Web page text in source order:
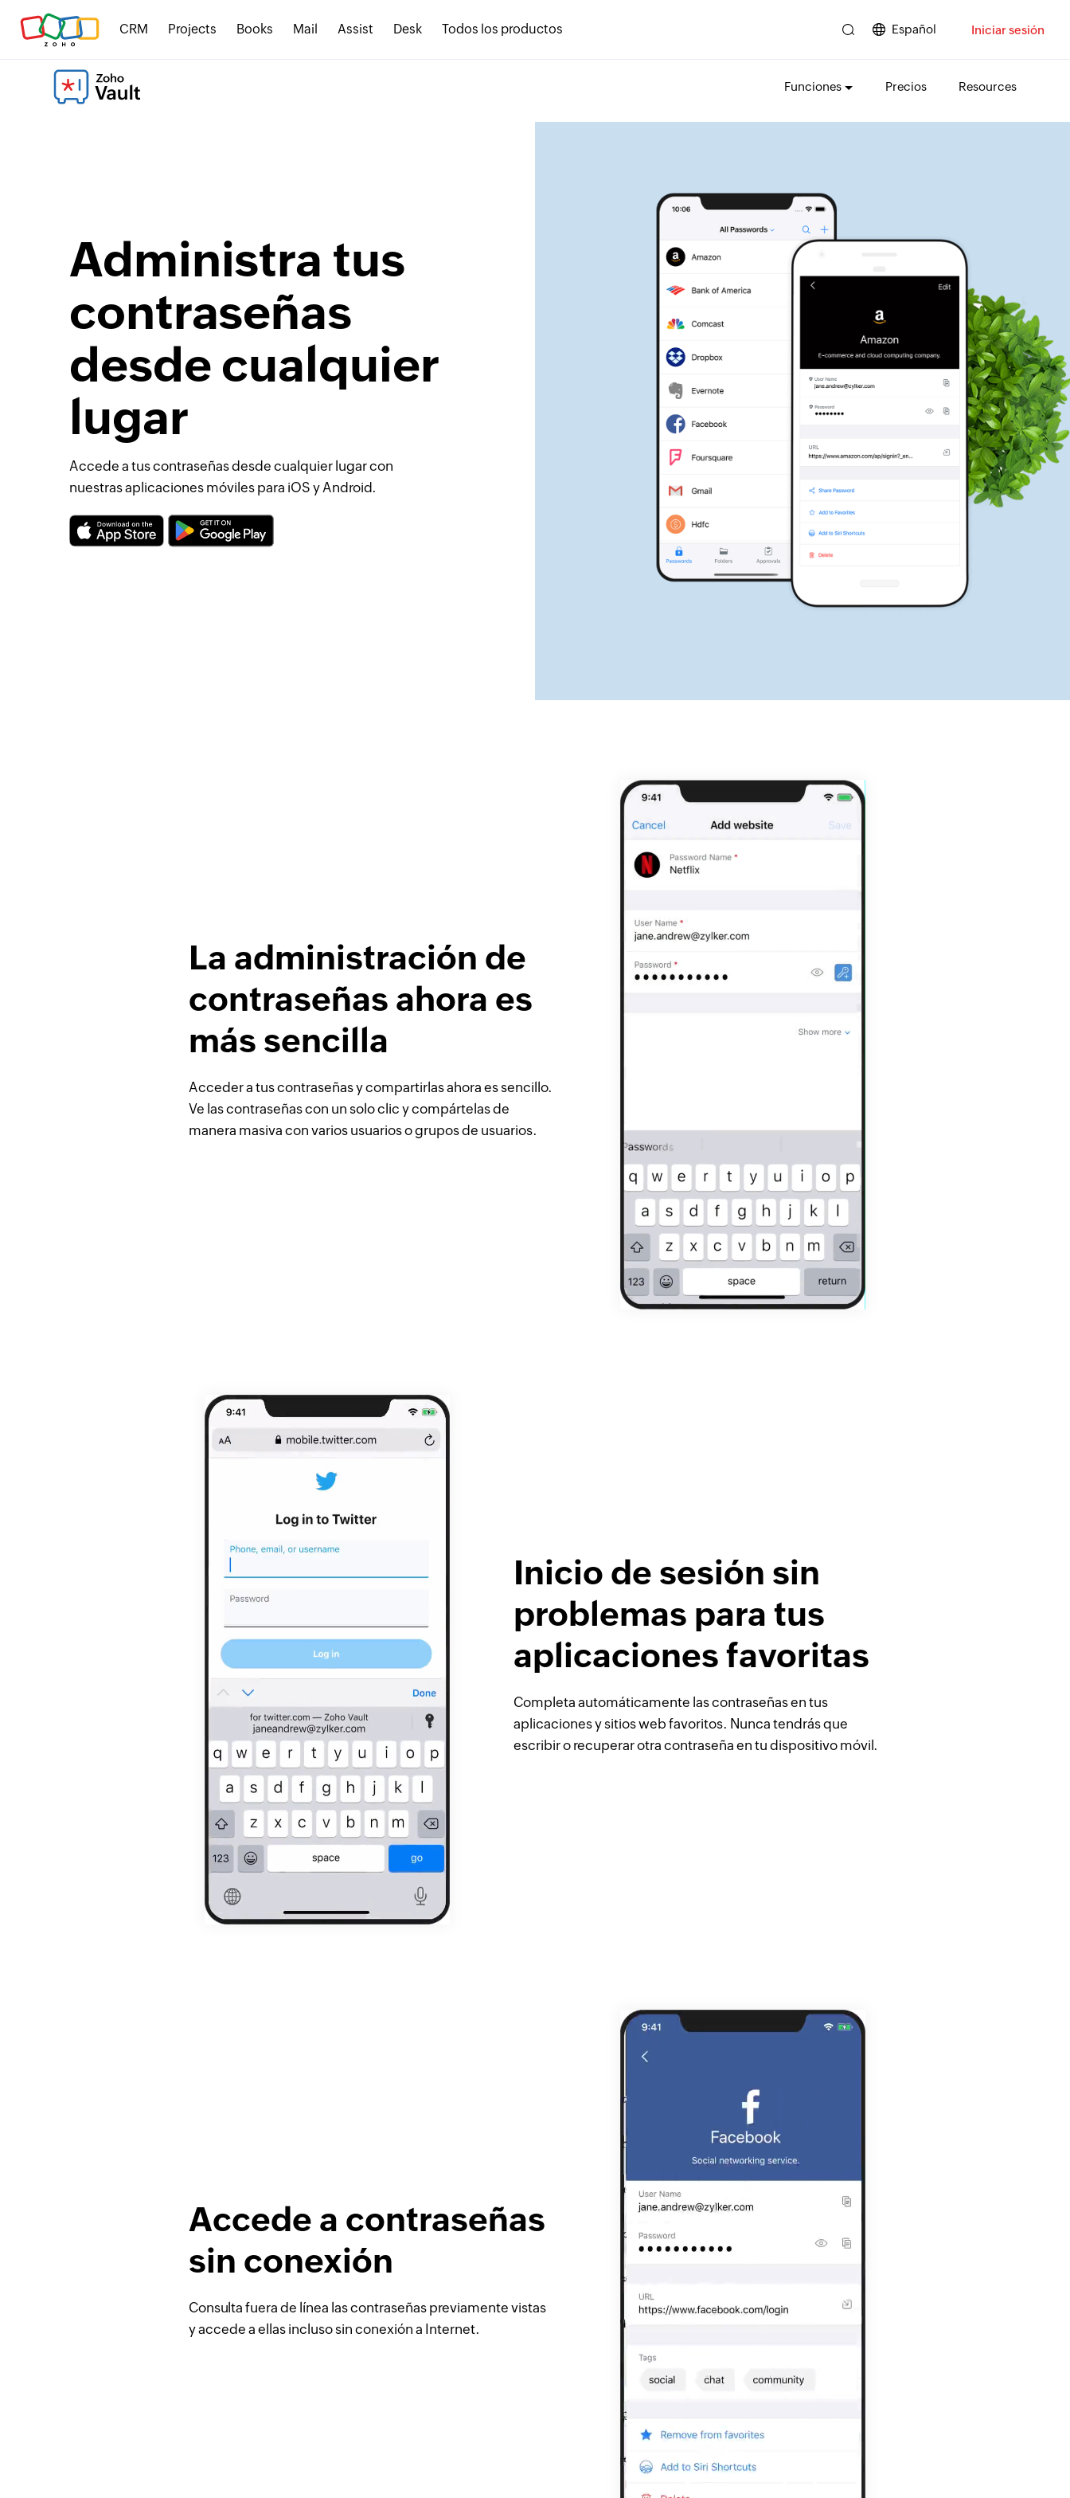
CRM Projects Books Mail Assist Desk Todos los productos Español Iniciar sesión
Funciones Precios Resources
Administra tus
contraseñas
desde cualquier
lugar
Accede a tus contraseñas desde cualquier lugar con
nuestras aplicaciones móviles para iOS y Android.
La administración de
contraseñas ahora es
más sencilla
Acceder a tus contraseñas y compartirlas ahora es sencillo.
Ve las contraseñas con un solo clic y compártelas de
manera masiva con varios usuarios o grupos de usuarios.
Inicio de sesión sin
problemas para tus
aplicaciones favoritas
Completa automáticamente las contraseñas en tus
aplicaciones y sitios web favoritos. Nunca tendrás que
escribir o recuperar otra contraseña en tu dispositivo móvil.
Accede a contraseñas
sin conexión
Consulta fuera de línea las contraseñas previamente vistas
y accede a ellas incluso sin conexión a Internet.